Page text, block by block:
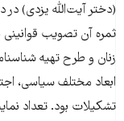
(دختر آیت‌الله یزدی)
ثمره‌ آن تصویب
زنان و طرح تهیه
ابعاد مختلف سیاسی،
تشکیلات بود. تعداد